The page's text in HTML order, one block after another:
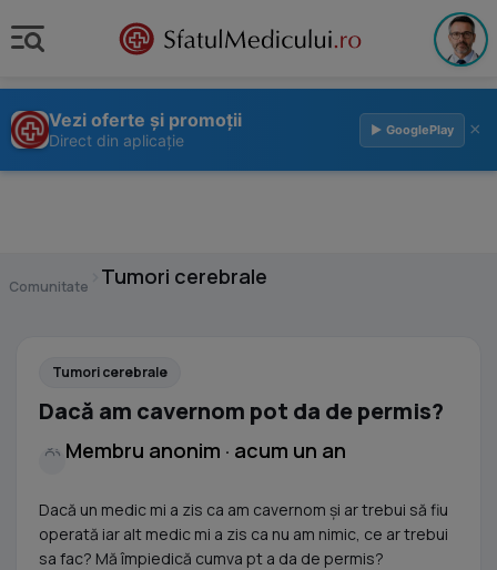
Vezi oferte și promoții
Direct din aplicație
▶ GooglePlay ×
Comunitate Tumori cerebrale
Tumori cerebrale
Dacă am cavernom pot da de permis?
Membru anonim · acum un an
Dacă un medic mi a zis ca am cavernom și ar trebui să fiu
operată iar alt medic mi a zis ca nu am nimic, ce ar trebui
sa fac? Mă împiedică cumva pt a da de permis?